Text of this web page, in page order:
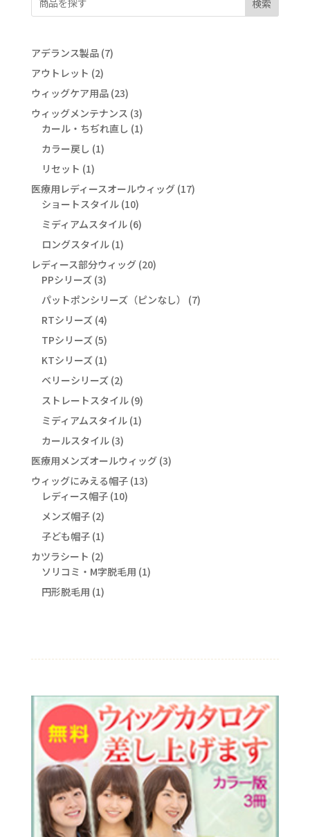
検索
アデランス製品 77
商
品
アウトレット 22
個
商
品
ウィッグケア用品 2323
個
の
商
ウィッグメンテナンス 33
個
カール・ちぢれ直し 11
品
カラー戻し 11
商
品
リセット 11
個
の
品
医療用レディースオールウィッグ 1717
ショートスタイル 1010
個
の
品
ミディアムスタイル 66
商
ロングスタイル 11
品
レディース部分ウィッグ 2020
の
PPシリーズ 33
個
商
品
パットポンシリーズ（ピンなし） 77
RTシリーズ 44
個
の
商
品
TPシリーズ 55
個
の
商
品
KTシリーズ 11
個
の
商
品
ベリーシリーズ 22
個
商
品
ストレートスタイル 99
個
の
品
ミディアムスタイル 11
商
品
カールスタイル 33
個
商
品
医療用メンズオールウィッグ 33
ウィッグにみえる帽子 1313
レディース帽子 1010
メンズ帽子 22
個
の
商
品
子ども帽子 11
個
の
品
カツラシート 22
個
の
商
ソリコミ・M字脱毛用 11
円形脱毛用 11